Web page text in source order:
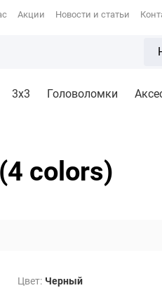
Акции Новости и статьи
3х3 Головоломки
colors)
Цвет: Черный